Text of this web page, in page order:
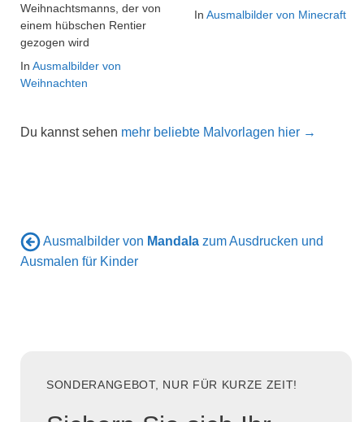
Weihnachtsmanns, der von
einem hübschen Rentier
gezogen wird
In Ausmalbilder von
Weihnachten
In Ausmalbilder von Minecraft
Du kannst sehen mehr beliebte Malvorlagen hier →
Ausmalbilder von Mandala zum Ausdrucken und
Ausmalen für Kinder
SONDERANGEBOT, NUR FÜR KURZE ZEIT!